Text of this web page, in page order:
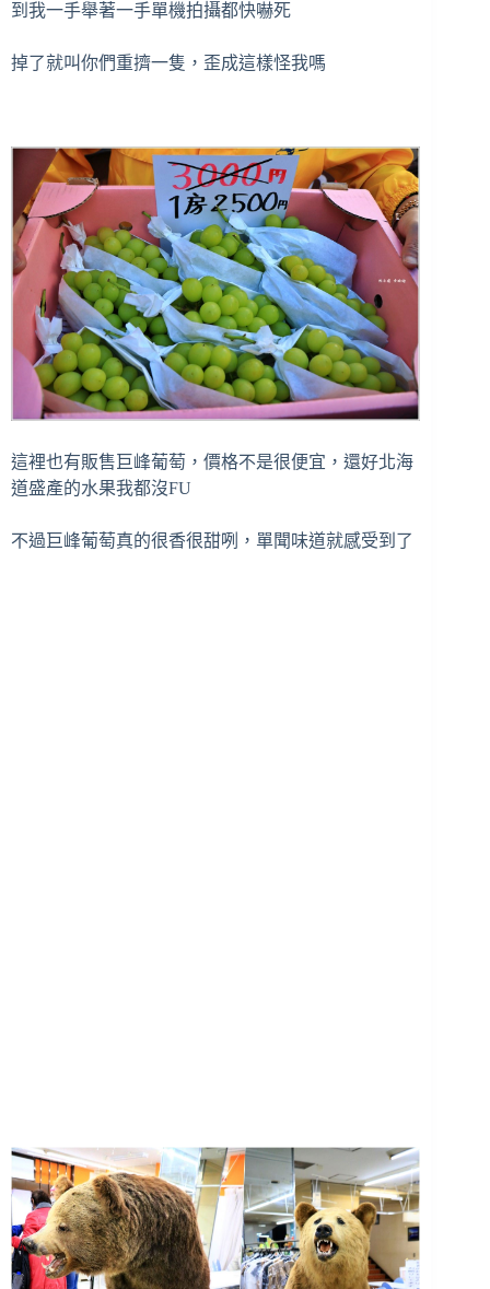
到我一手舉著一手單機拍攝都快嚇死
掉了就叫你們重擠一隻，歪成這樣怪我嗎
這裡也有販售巨峰葡萄，價格不是很便宜，還好北海
道盛產的水果我都沒FU
不過巨峰葡萄真的很香很甜咧，單聞味道就感受到了